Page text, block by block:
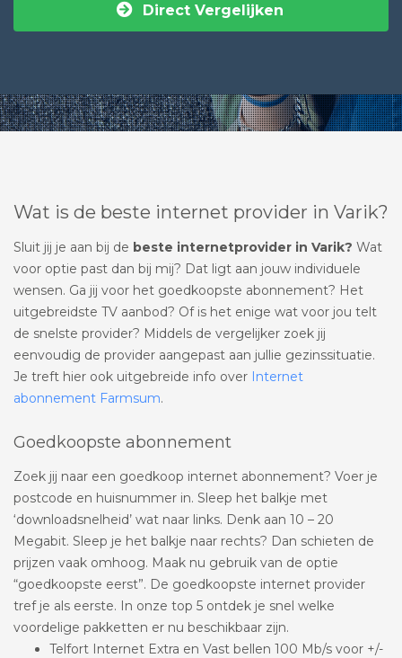
Direct Vergelijken
Wat is de beste internet provider in Varik?
Sluit jij je aan bij de beste internetprovider in Varik? Wat
voor optie past dan bij mij? Dat ligt aan jouw individuele
wensen. Ga jij voor het goedkoopste abonnement? Het
uitgebreidste TV aanbod? Of is het enige wat voor jou telt
de snelste provider? Middels de vergelijker zoek jij
eenvoudig de provider aangepast aan jullie gezinssituatie.
Je treft hier ook uitgebreide info over Internet
abonnement Farmsum.
Goedkoopste abonnement
Zoek jij naar een goedkoop internet abonnement? Voer je
postcode en huisnummer in. Sleep het balkje met
‘downloadsnelheid’ wat naar links. Denk aan 10 – 20
Megabit. Sleep je het balkje naar rechts? Dan schieten de
prijzen vaak omhoog. Maak nu gebruik van de optie
“goedkoopste eerst”. De goedkoopste internet provider
tref je als eerste. In onze top 5 ontdek je snel welke
voordelige pakketten er nu beschikbaar zijn.
Telfort Internet Extra en Vast bellen 100 Mb/s voor +/-